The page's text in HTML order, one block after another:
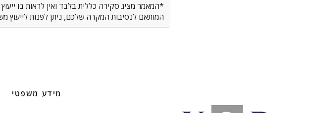
*המאמר מציג סקירה כללית בלבד ואין לראות בו
המותאם לנסיבות המקרה שלכם, ניתן לפנות לייעוץ
מידע משפטי